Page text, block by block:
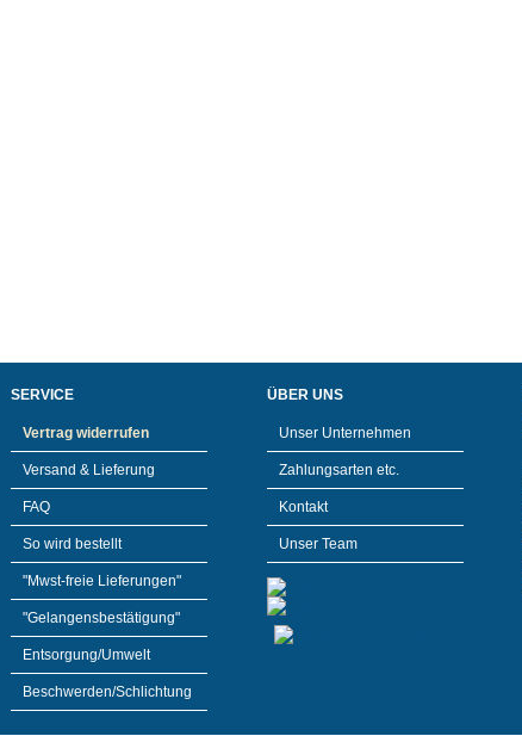
SERVICE
Vertrag widerrufen
Versand & Lieferung
FAQ
So wird bestellt
"Mwst-freie Lieferungen"
"Gelangensbestätigung"
Entsorgung/Umwelt
Beschwerden/Schlichtung
ÜBER UNS
Unser Unternehmen
Zahlungsarten etc.
Kontakt
Unser Team